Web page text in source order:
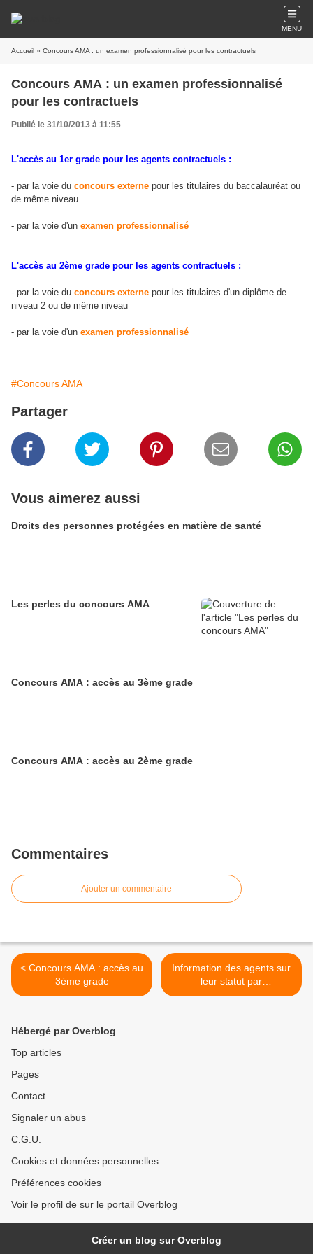
MENU
Accueil » Concours AMA : un examen professionnalisé pour les contractuels
Concours AMA : un examen professionnalisé
pour les contractuels
Publié le 31/10/2013 à 11:55
L'accès au 1er grade pour les agents contractuels :
- par la voie du concours externe pour les titulaires du baccalauréat ou
de même niveau
- par la voie d'un examen professionnalisé
L'accès au 2ème grade pour les agents contractuels :
- par la voie du concours externe pour les titulaires d'un diplôme de
niveau 2 ou de même niveau
- par la voie d'un examen professionnalisé
#Concours AMA
Partager
Vous aimerez aussi
Droits des personnes protégées en matière de santé
Les perles du concours AMA
Concours AMA : accès au 3ème grade
Concours AMA : accès au 2ème grade
Commentaires
Ajouter un commentaire
< Concours AMA : accès au
3ème grade
Information des agents sur
leur statut par
l'administration >
Hébergé par Overblog
Top articles
Pages
Contact
Signaler un abus
C.G.U.
Cookies et données personnelles
Préférences cookies
Voir le profil de sur le portail Overblog
Créer un blog sur Overblog